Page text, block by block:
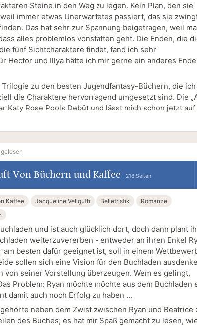
Steine in den Weg zu legen. Kein Plan, den sie
immer etwas Unerwartetes passiert, das sie
Das hat sehr zur Spannung beigetragen, weil
alles problemlos vonstatten geht. Die Enden, die
fünf Sichtcharaktere findet, fand ich sehr
Hector und Illya hätte ich mir gerne ein anderes Ende
zu den besten Jugendfantasy-Büchern, die ich
die Charaktere hervorragend umgesetzt sind. Die
Katy Rose Pools Debüt und lässt mich schon jetzt
gelesen
Von Büchern und Kaffee 218 Seiten
Kaffee Jacqueline Vellguth Belletristik
Romanze
und ist auch glücklich dort, doch dann plant
weiterzuvererben - entweder an ihren Enkel
am besten dafür geeignet ist, soll in einem
sollen sich eine Vision für den Buchladen
von seiner Vorstellung überzeugen. Wem es gelingt,
Problem: Ryan möchte möchte aus dem Buchladen
damit auch noch Erfolg zu haben ...
neben dem Zwist zwischen Ryan und Beatrice
des Buches; es hat mir Spaß gemacht zu lesen, wie